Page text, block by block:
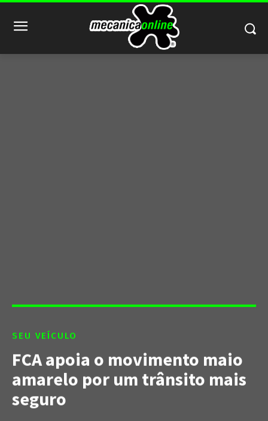
SEU VEÍCULO
FCA apoia o movimento maio
amarelo por um trânsito mais
seguro